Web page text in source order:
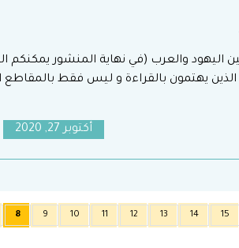
اليهود والعرب (في نهاية المنشور يمكنكم
يهتمون بالقراءة و ليس فقط بالمقاطع
أكتوبر 27, 2020
8 9 10 11 12 13 14 15